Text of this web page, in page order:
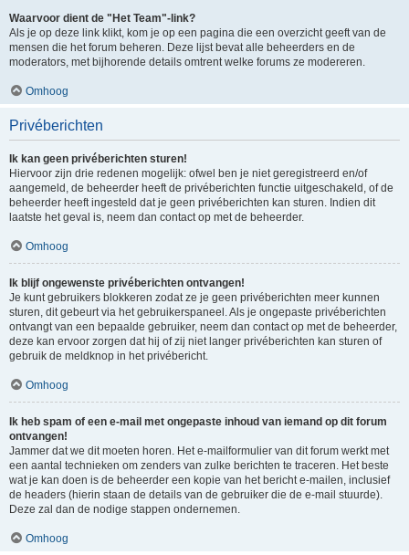
Waarvoor dient de "Het Team"-link?
Als je op deze link klikt, kom je op een pagina die een overzicht geeft van de
mensen die het forum beheren. Deze lijst bevat alle beheerders en de
moderators, met bijhorende details omtrent welke forums ze modereren.
Omhoog
Privéberichten
Ik kan geen privéberichten sturen!
Hiervoor zijn drie redenen mogelijk: ofwel ben je niet geregistreerd en/of
aangemeld, de beheerder heeft de privéberichten functie uitgeschakeld, of de
beheerder heeft ingesteld dat je geen privéberichten kan sturen. Indien dit
laatste het geval is, neem dan contact op met de beheerder.
Omhoog
Ik blijf ongewenste privéberichten ontvangen!
Je kunt gebruikers blokkeren zodat ze je geen privéberichten meer kunnen
sturen, dit gebeurt via het gebruikerspaneel. Als je ongepaste privéberichten
ontvangt van een bepaalde gebruiker, neem dan contact op met de beheerder,
deze kan ervoor zorgen dat hij of zij niet langer privéberichten kan sturen of
gebruik de meldknop in het privébericht.
Omhoog
Ik heb spam of een e-mail met ongepaste inhoud van iemand op dit forum
ontvangen!
Jammer dat we dit moeten horen. Het e-mailformulier van dit forum werkt met
een aantal technieken om zenders van zulke berichten te traceren. Het beste
wat je kan doen is de beheerder een kopie van het bericht e-mailen, inclusief
de headers (hierin staan de details van de gebruiker die de e-mail stuurde).
Deze zal dan de nodige stappen ondernemen.
Omhoog